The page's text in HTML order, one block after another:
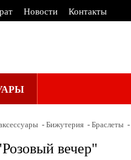
Новости Контакты
Бижутерия Браслеты
вечер"